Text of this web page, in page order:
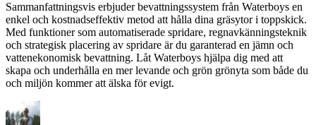
Sammanfattningsvis erbjuder bevattningssystem från Waterboys en
enkel och kostnadseffektiv metod att hålla dina gräsytor i toppskick.
Med funktioner som automatiserade spridare, regnavkänningsteknik
och strategisk placering av spridare är du garanterad en jämn och
vattenekonomisk bevattning. Låt Waterboys hjälpa dig med att
skapa och underhålla en mer levande och grön grönyta som både du
och miljön kommer att älska för evigt.
Författare